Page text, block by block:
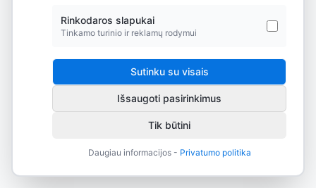
Rinkodaros slapukai
Tinkamo turinio ir reklamų rodymui
Sutinku su visais
Išsaugoti pasirinkimus
Tik būtini
Daugiau informacijos - Privatumo politika